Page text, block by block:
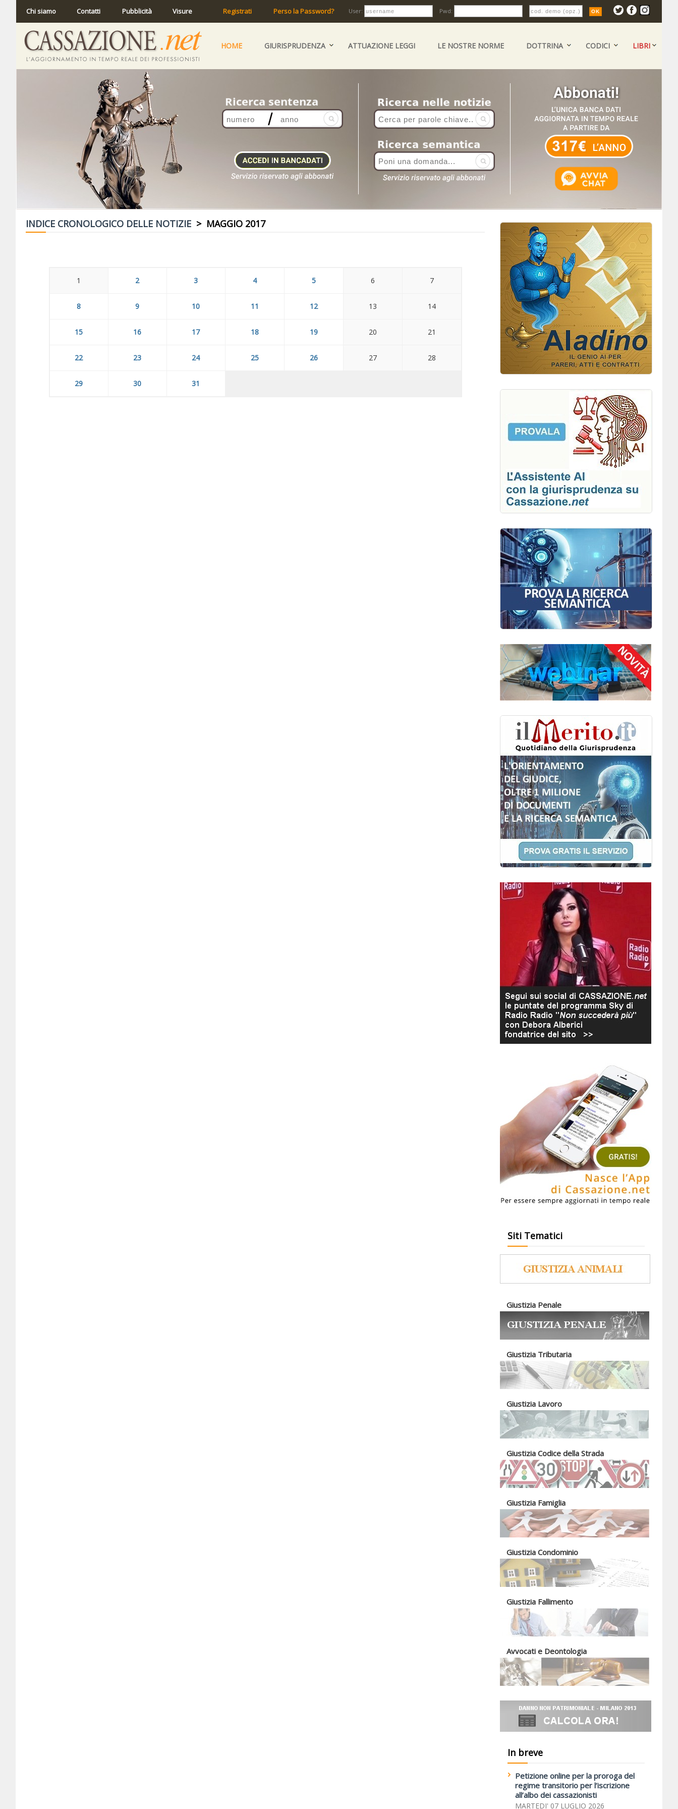
Chi siamo Contatti Pubblicità Visure Registrati Perso la Password? User: Pwd:
HOME GIURISPRUDENZA ATTUAZIONE LEGGI LE NOSTRE NORME DOTTRINA CODICI LIBRI
INDICE CRONOLOGICO DELLE NOTIZIE > MAGGIO 2017
1 2 3 4 5 6 7
8 9 10 11 12 13 14
15 16 17 18 19 20 21
22 23 24 25 26 27 28
29 30 31
Siti Tematici
Giustizia Penale
Giustizia Tributaria
Giustizia Lavoro
Giustizia Codice della Strada
Giustizia Famiglia
Giustizia Condominio
Giustizia Fallimento
Avvocati e Deontologia
In breve
Petizione online per la proroga del
regime transitorio per l’iscrizione
all’albo dei cassazionisti
MARTEDI' 07 LUGLIO 2026